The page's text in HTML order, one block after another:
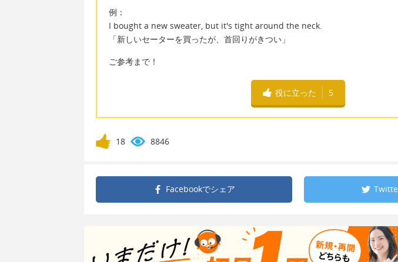
例：
I bought a new sweater, but it's tight around the neck.
「新しいセーターを買ったが、首回りがきつい」
ご参考まで！
役に立った 5
18 8846
Facebookでシェア